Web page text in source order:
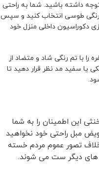
داشته باشید. شما به راحتی
رنگی طوسی انتخاب کنید و سپس
دکوراسیون داخلی منزل خود
را با تم رنگی شاد و متضاد از
یا سفید مد نظر قرار دهید تا
این اطمینان را به شما
مبل راحتی خود نخواهید
تصور عموم مردم خسته
های دیگر ست می شوند.